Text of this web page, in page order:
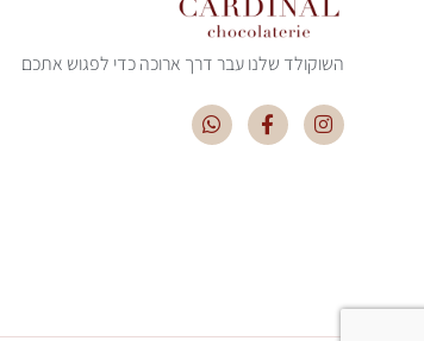
השוקולד שלנו עבר דרך ארוכה כדי לפגוש אתכם